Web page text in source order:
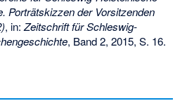
Porträtskizzen der Vorsitzenden
, in:Zeitschrift für Schleswig-
, Band 2, 2015, S. 16.